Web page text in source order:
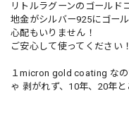
リトルラグーンのゴールド
地金がシルバー925にゴー
心配もいりません！
ご安心して使ってください！
１micron gold coating な
ゃ 剥がれず、10年、20年と